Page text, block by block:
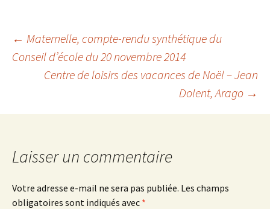
Navigation
des
articles
← Maternelle, compte-rendu synthétique du
Conseil d’école du 20 novembre 2014
Centre de loisirs des vacances de Noël – Jean
Dolent, Arago →
Laisser un commentaire
Votre adresse e-mail ne sera pas publiée. Les champs
obligatoires sont indiqués avec *